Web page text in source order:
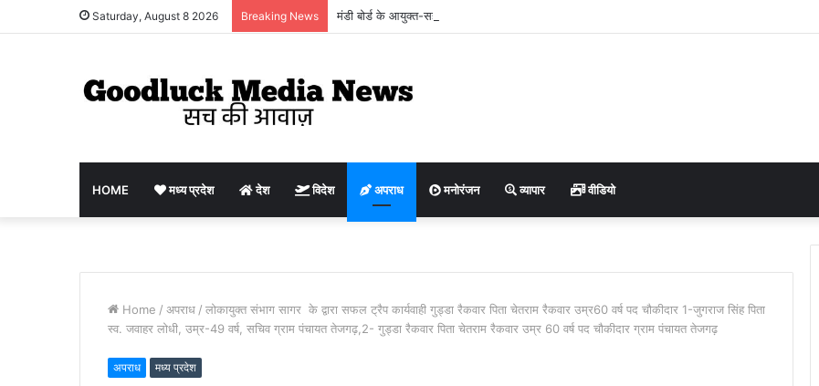
Saturday, August 8 2026 Breaking News मंडी बोर्ड के आयुक्त-सह-प्रबंध संचालक श्री कुमार पुरुषोत्तम ने किया बैरसिया कृषि उपज मंडी का आकस्मिक निरीक्षण
HOME मध्य प्रदेश देश विदेश अपराध मनोरंजन व्यापार वीडियो
Home / अपराध / लोकायुक्त संभाग सागर के द्वारा सफल ट्रैप कार्यवाही गुड्डा रैकवार पिता चेतराम रैकवार उम्र60 वर्ष पद चौकीदार 1-जुगराज सिंह पिता
स्व. जवाहर लोधी, उम्र-49 वर्ष, सचिव ग्राम पंचायत तेजगढ़,2- गुड्डा रैकवार पिता चेतराम रैकवार उम्र 60 वर्ष पद चौकीदार ग्राम पंचायत तेजगढ़
अपराध मध्य प्रदेश